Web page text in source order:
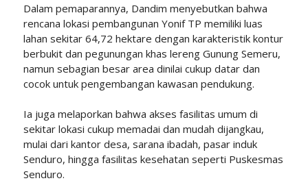
Dalam pemaparannya, Dandim menyebutkan bahwa
rencana lokasi pembangunan Yonif TP memiliki luas
lahan sekitar 64,72 hektare dengan karakteristik kontur
berbukit dan pegunungan khas lereng Gunung Semeru,
namun sebagian besar area dinilai cukup datar dan
cocok untuk pengembangan kawasan pendukung.
Ia juga melaporkan bahwa akses fasilitas umum di
sekitar lokasi cukup memadai dan mudah dijangkau,
mulai dari kantor desa, sarana ibadah, pasar induk
Senduro, hingga fasilitas kesehatan seperti Puskesmas
Senduro.